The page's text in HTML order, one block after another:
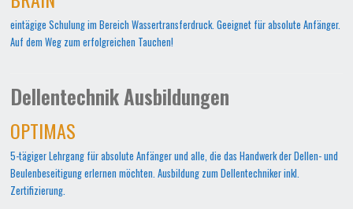
eintägige Schulung im Bereich Wassertransferdruck. Geeignet für absolute Anfänger.
Auf dem Weg zum erfolgreichen Tauchen!
Dellentechnik Ausbildungen
OPTIMAS
5-tägiger Lehrgang für absolute Anfänger und alle, die das Handwerk der Dellen- und
Beulenbeseitigung erlernen möchten. Ausbildung zum Dellentechniker inkl.
Zertifizierung.